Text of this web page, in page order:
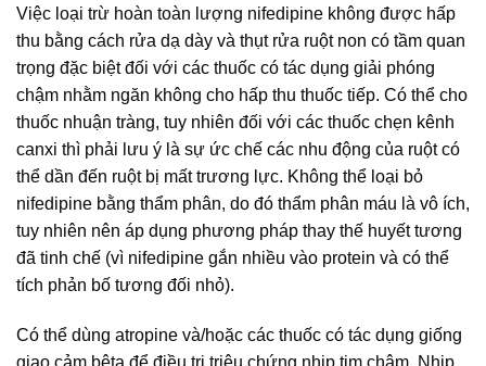
Việc loại trừ hoàn toàn lượng nifedipine không được hấp
thu bằng cách rửa dạ dày và thụt rửa ruột non có tầm quan
trọng đặc biệt đối với các thuốc có tác dụng giải phóng
chậm nhằm ngăn không cho hấp thu thuốc tiếp. Có thể cho
thuốc nhuận tràng, tuy nhiên đối với các thuốc chẹn kênh
canxi thì phải lưu ý là sự ức chế các nhu động của ruột có
thể dần đến ruột bị mất trương lực. Không thể loại bỏ
nifedipine bằng thẩm phân, do đó thẩm phân máu là vô ích,
tuy nhiên nên áp dụng phương pháp thay thế huyết tương
đã tinh chế (vì nifedipine gắn nhiều vào protein và có thể
tích phản bố tương đối nhỏ).
Có thể dùng atropine và/hoặc các thuốc có tác dụng giống
giao cảm bêta để điều trị triệu chứng nhịp tim chậm. Nhịp